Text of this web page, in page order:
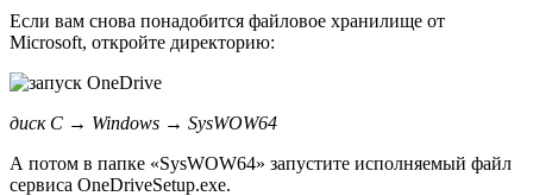
Если вам снова понадобится файловое хранилище от
Microsoft, откройте директорию:
диск C → Windows → SysWOW64
А потом в папке «SysWOW64» запустите исполняемый файл
сервиса OneDriveSetup.exe.